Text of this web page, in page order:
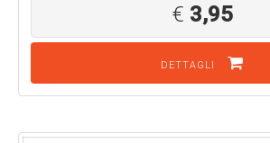
€ 3,95
DETTAGLI